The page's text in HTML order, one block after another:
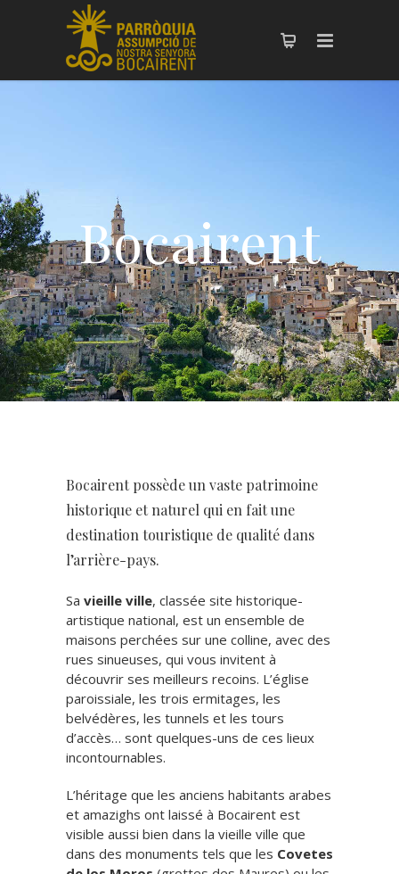
Bocairent
Bocairent possède un vaste patrimoine
historique et naturel qui en fait une
destination touristique de qualité dans
l’arrière-pays.
Sa vieille ville, classée site historique-
artistique national, est un ensemble de
maisons perchées sur une colline, avec des
rues sinueuses, qui vous invitent à
découvrir ses meilleurs recoins. L’église
paroissiale, les trois ermitages, les
belvédères, les tunnels et les tours
d’accès… sont quelques-uns de ces lieux
incontournables.
L’héritage que les anciens habitants arabes
et amazighs ont laissé à Bocairent est
visible aussi bien dans la vieille ville que
dans des monuments tels que les Covetes